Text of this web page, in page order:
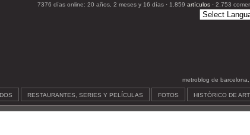
7376 días online: 20 años, 2 meses y 16 días · 1.859 artículos· 2.753
metroblog de
RESTAURANTES, SERIES Y PELÍCULAS FOTOS HISTÓRICO DE